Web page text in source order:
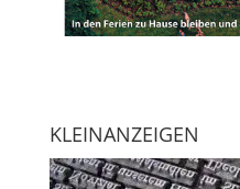
KLEINANZEIGEN